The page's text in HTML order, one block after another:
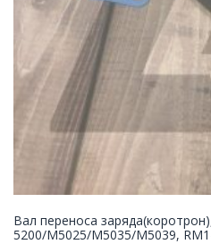
Вал переноса
5200/M5025/M5035/M5039,